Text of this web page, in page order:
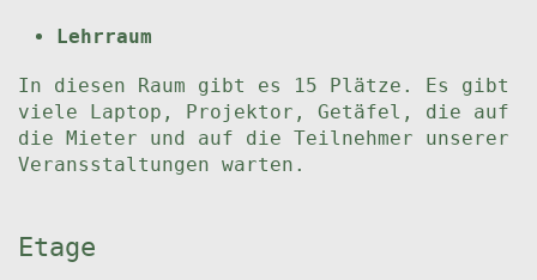
Lehrraum
In diesen Raum gibt es 15 Plätze. Es gibt
viele Laptop, Projektor, Getäfel, die auf
die Mieter und auf die Teilnehmer unserer
Veransstaltungen warten.
Etage